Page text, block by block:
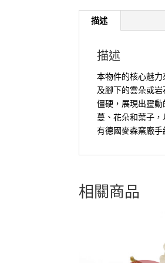
描述
描述
本物件的核心魅
及腳下的雲朵或
僵硬，展現出靈
蔓、花朵和葉子
有德國麥森窯廠手
相關商品